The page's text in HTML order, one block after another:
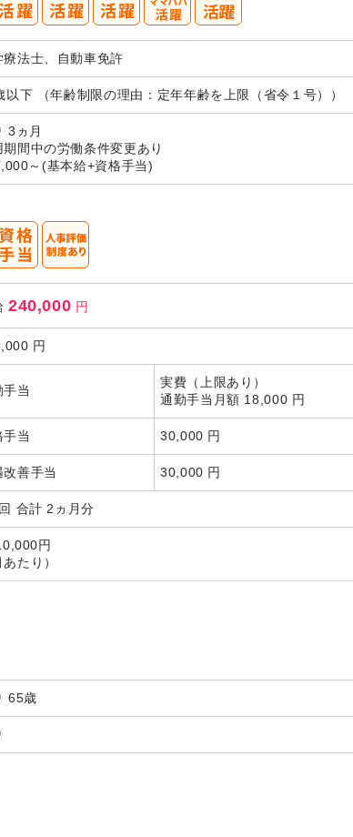
療法士、自動車免許
以下 （年齢制限の理由：定年年齢を上限（省令１号））
3ヵ月
期間中の労働条件変更あり
～(基本給+資格手当)
240,000 円
円
手当
実費（上限あり）
通勤手当月額 18,000 円
手当 30,000 円
改善手当 30,000 円
合計 2ヵ月分
円
あたり）
65歳